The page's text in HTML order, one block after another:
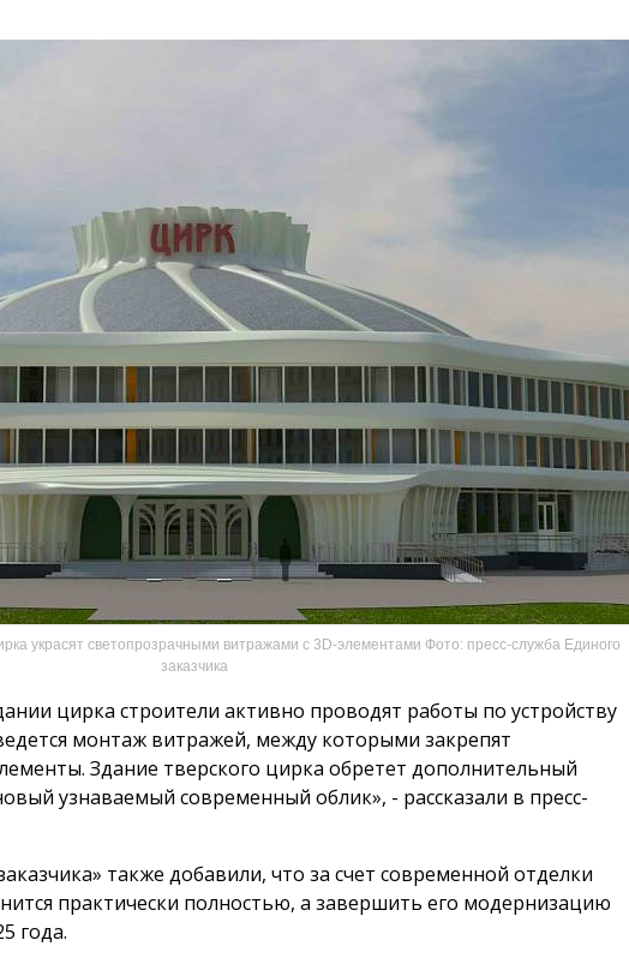
украсят светопрозрачными витражами с 3D-элементами Фото: пресс-служба Единого
заказчика
цирка строители активно проводят работы по устройству
монтаж витражей, между которыми закрепят
Здание тверского цирка обретет дополнительный
узнаваемый современный облик», - рассказали в пресс-
также добавили, что за счет современной отделки
практически полностью, а завершить его модернизацию
года.